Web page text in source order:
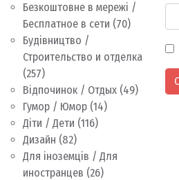
Безкоштовне в мережі /
Бесплатное в сети (70)
Будівництво /
Строительство и отделка
(257)
Відпочинок / Отдых (49)
Гумор / Юмор (14)
Діти / Дети (116)
Дизайн (82)
Для іноземців / Для
иностранцев (26)